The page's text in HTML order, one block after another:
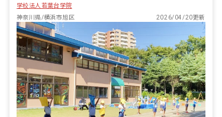
学校法人若葉台学院
神奈川県/横浜市旭区
2026/04/20更新